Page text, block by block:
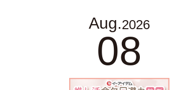
Aug.2026
08